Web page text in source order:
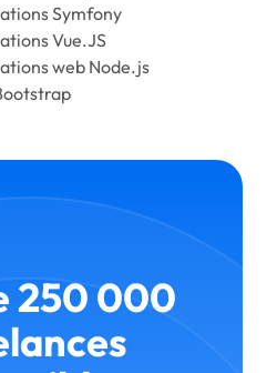
Symfony
Vue.JS
web Node.js
250 000